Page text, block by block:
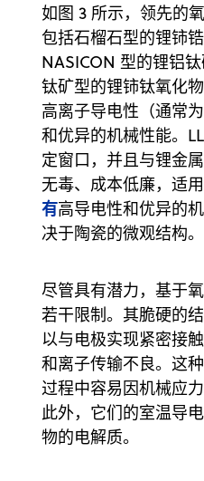
如图 3 所示，领先的
包括石榴石型的锂铈锆
NASICON 型的锂铝
钛矿型的锂铈钛氧化
高离子导电性（通常为
和优异的机械性能。
定窗口，并且与锂金
无毒、成本低廉，适
有高导电性和优异的
决于陶瓷的微观结构。
尽管具有潜力，基于
若干限制。其脆硬的
以与电极实现紧密接
和离子传输不良。这
过程中容易因机械应
此外，它们的室温导
物的电解质。